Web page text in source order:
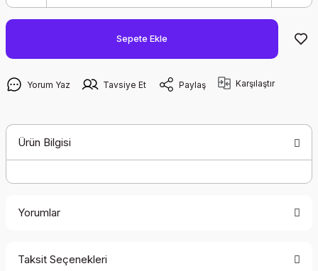
Sepete Ekle
Yorum Yaz Tavsiye Et Paylaş Karşılaştır
Ürün Bilgisi
Yorumlar
Taksit Seçenekleri